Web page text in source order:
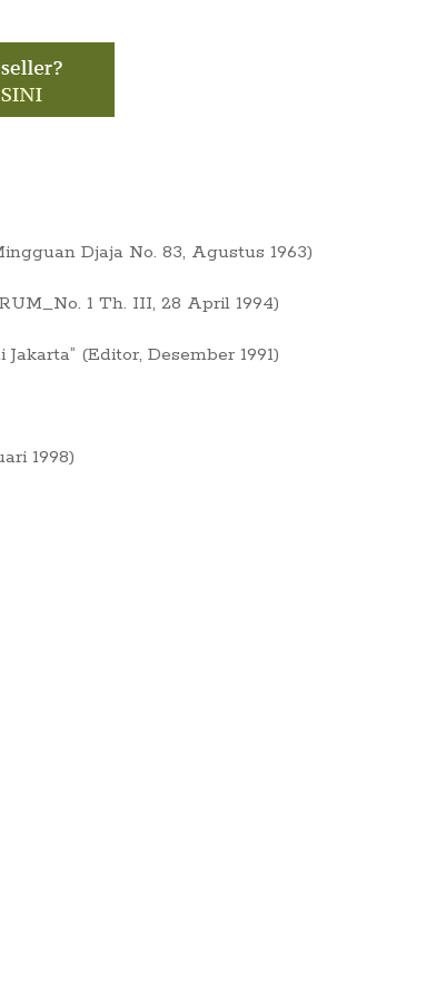
Djaja No. 83, Agustus 1963)
1 Th. III, 28 April 1994)
(Editor, Desember 1991)
1998)